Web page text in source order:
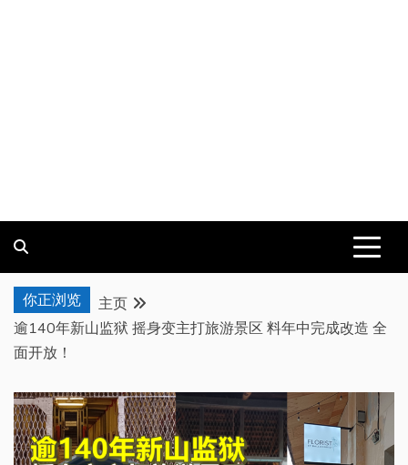
你正浏览
主页
逾140年新山监狱 摇身变主打旅游景区 料年中完成改造 全
面开放！